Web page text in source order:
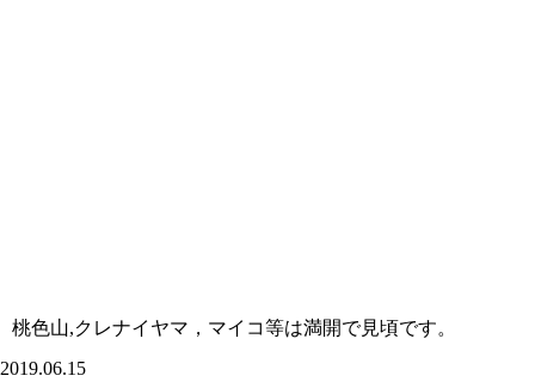
桃色山,クレナイヤマ，マイコ等は満開で見頃です。
2019.06.15